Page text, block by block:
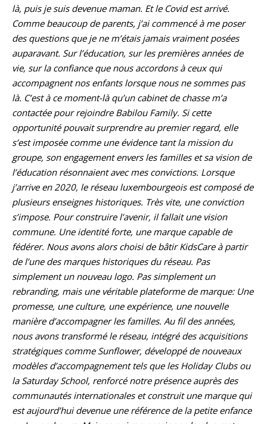
là, puis je suis devenue maman. Et le Covid est arrivé.
Comme beaucoup de parents, j’ai commencé à me poser
des questions que je ne m’étais jamais vraiment posées
auparavant. Sur l’éducation, sur les premières années de
vie, sur la confiance que nous accordons à ceux qui
accompagnent nos enfants lorsque nous ne sommes pas
là. C’est à ce moment-là qu’un cabinet de chasse m’a
contactée pour rejoindre Babilou Family. Si cette
opportunité pouvait surprendre au premier regard, elle
s’est imposée comme une évidence tant la mission du
groupe, son engagement envers les familles et sa vision de
l’éducation résonnaient avec mes convictions. Lorsque
j’arrive en 2020, le réseau luxembourgeois est composé de
plusieurs enseignes historiques. Très vite, une conviction
s’impose. Pour construire l’avenir, il fallait une vision
commune. Une identité forte, une marque capable de
fédérer. Nous avons alors choisi de bâtir KidsCare à partir
de l’une des marques historiques du réseau. Pas
simplement un nouveau logo. Pas simplement un
rebranding, mais une véritable plateforme de marque: Une
promesse, une culture, une expérience, une nouvelle
manière d’accompagner les familles. Au fil des années,
nous avons transformé le réseau, intégré des acquisitions
stratégiques comme Sunflower, développé de nouveaux
modèles d’accompagnement tels que les Holiday Clubs ou
la Saturday School, renforcé notre présence auprès des
communautés internationales et construit une marque qui
est aujourd’hui devenue une référence de la petite enfance